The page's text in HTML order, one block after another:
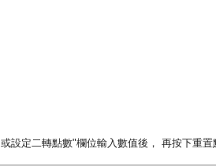
定二轉點數"欄位輸入數值後， 再按下重置